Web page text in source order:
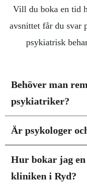
Vill du boka en tid
avsnittet får du svar
psykiatrisk
Behöver man
psykiatriker?
Är psykologer
Hur bokar jag
kliniken i Ryd?